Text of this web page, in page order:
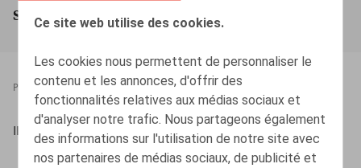
Ce site web utilise des cookies.
Les cookies nous permettent de personnaliser le
contenu et les annonces, d'offrir des
fonctionnalités relatives aux médias sociaux et
d'analyser notre trafic. Nous partageons également
des informations sur l'utilisation de notre site avec
nos partenaires de médias sociaux, de publicité et
symbols in the Belgian public sector
PRESSROOM 15.03.2024
IBJ/IJE 15/03/2024